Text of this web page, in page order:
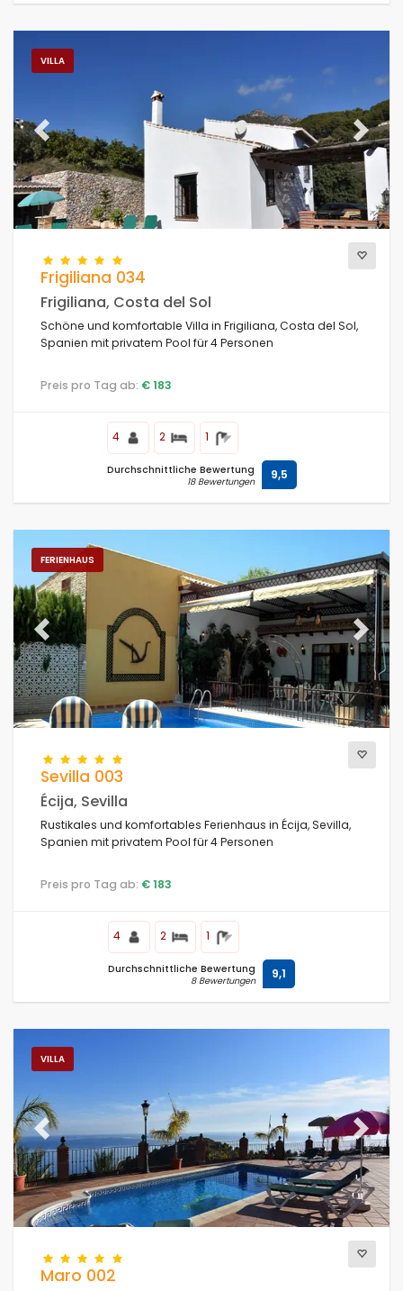
VILLA
Previous Next
Frigiliana 034
Frigiliana, Costa del Sol
Schöne und komfortable Villa in Frigiliana, Costa del Sol,
Spanien mit privatem Pool für 4 Personen
Preis pro Tag ab: € 183
4 2 1
Durchschnittliche Bewertung
18 Bewertungen 9,5
FERIENHAUS
Previous Next
Sevilla 003
Écija, Sevilla
Rustikales und komfortables Ferienhaus in Écija, Sevilla,
Spanien mit privatem Pool für 4 Personen
Preis pro Tag ab: € 183
4 2 1
Durchschnittliche Bewertung
8 Bewertungen 9,1
VILLA
Previous Next
Maro 002